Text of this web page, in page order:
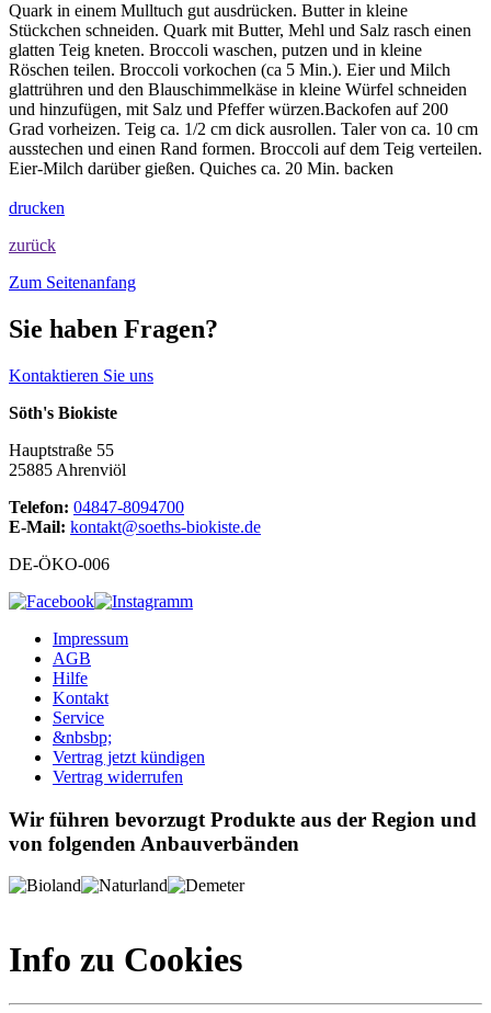
Quark in einem Mulltuch gut ausdrücken. Butter in kleine
Stückchen schneiden. Quark mit Butter, Mehl und Salz rasch einen
glatten Teig kneten. Broccoli waschen, putzen und in kleine
Röschen teilen. Broccoli vorkochen (ca 5 Min.). Eier und Milch
glattrühren und den Blauschimmelkäse in kleine Würfel schneiden
und hinzufügen, mit Salz und Pfeffer würzen.Backofen auf 200
Grad vorheizen. Teig ca. 1/2 cm dick ausrollen. Taler von ca. 10 cm
ausstechen und einen Rand formen. Broccoli auf dem Teig verteilen.
Eier-Milch darüber gießen. Quiches ca. 20 Min. backen
drucken
zurück
Zum Seitenanfang
Sie haben Fragen?
Kontaktieren Sie uns
Söth's Biokiste
Hauptstraße 55
25885 Ahrenviöl
Telefon: 04847-8094700
E-Mail: kontakt@soeths-biokiste.de
DE-ÖKO-006
Impressum
AGB
Hilfe
Kontakt
Service
&nbsbp;
Vertrag jetzt kündigen
Vertrag widerrufen
Wir führen bevorzugt Produkte aus der Region und
von folgenden Anbauverbänden
Info zu Cookies